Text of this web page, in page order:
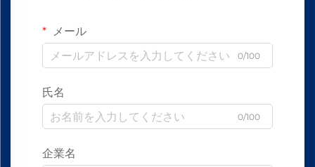
メール
0/100
氏名
0/100
企業名